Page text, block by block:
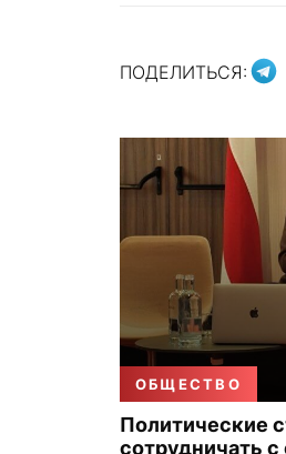
ПОДЕЛИТЬСЯ:
ОБЩЕСТВО
Политические
сотрудничать